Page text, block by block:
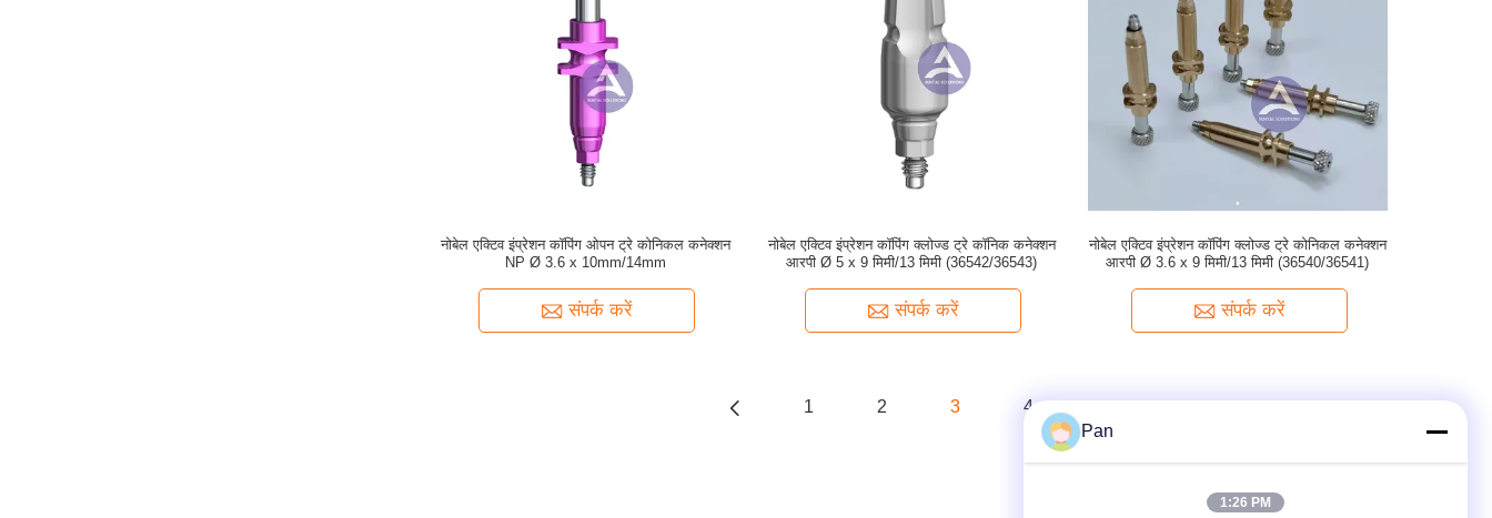
नोबेल एक्टिव इंप्रेशन कॉपिंग ओपन ट्रे कोनिकल कनेक्शन
NP Ø 3.6 x 10mm/14mm
संपर्क करें
नोबेल एक्टिव इंप्रेशन कॉपिंग क्लोज्ड ट्रे कॉनिक कनेक्शन
आरपी Ø 5 x 9 मिमी/13 मिमी (36542/36543)
संपर्क करें
नोबेल एक्टिव इंप्रेशन कॉपिंग क्लोज्ड ट्रे कोनिकल कनेक्शन
आरपी Ø 3.6 x 9 मिमी/13 मिमी (36540/36541)
संपर्क करें
1 2 3
4
Pan
1:26 PM